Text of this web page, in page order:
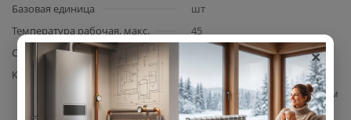
Базовая единица
шт
Температура рабочая, макс.
45
Сфера применения
очистка от мех. примесей
Комплектация
Картридж из вспененного
полипропилена 20" BB 50 мкм
Poseidon 1шт.
×